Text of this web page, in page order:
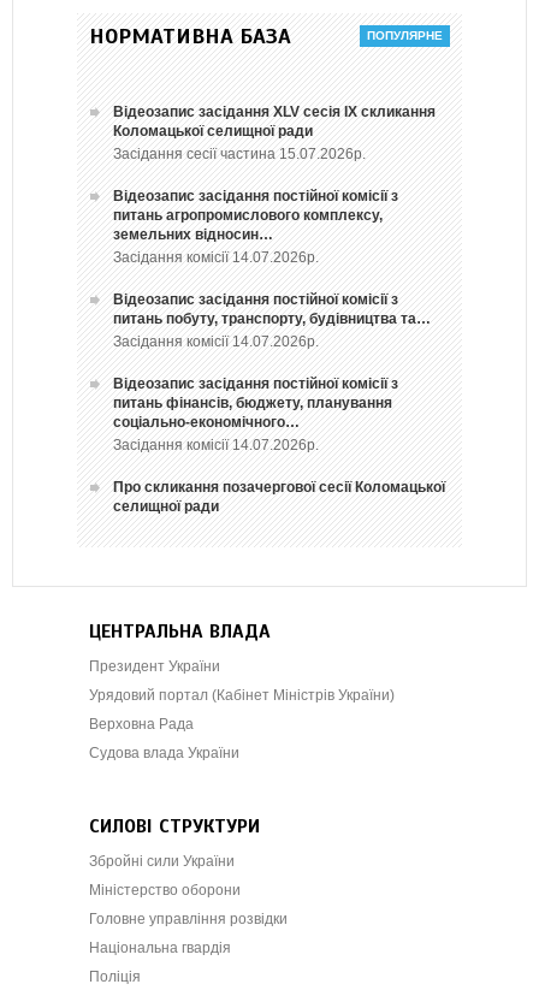
НОРМАТИВНА БАЗА
Відеозапис засідання ХLV сесія ІХ скликання
Коломацької селищної ради
Засідання сесії частина 15.07.2026р.
Відеозапис засідання постійної комісії з
питань агропромислового комплексу,
земельних відносин…
Засідання комісії 14.07.2026р.
Відеозапис засідання постійної комісії з
питань побуту, транспорту, будівництва та…
Засідання комісії 14.07.2026р.
Відеозапис засідання постійної комісії з
питань фінансів, бюджету, планування
соціально-економічного…
Засідання комісії 14.07.2026р.
Про скликання позачергової сесії Коломацької
селищної ради
ЦЕНТРАЛЬНА ВЛАДА
Президент України
Урядовий портал (Кабінет Міністрів України)
Верховна Рада
Судова влада України
СИЛОВІ СТРУКТУРИ
Збройні сили України
Міністерство оборони
Головне управління розвідки
Національна гвардія
Поліція